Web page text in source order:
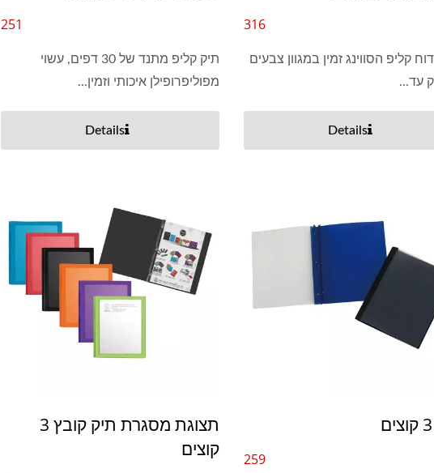
316
דוח קליפ הסווינג זמין במגוון צבעים
עד...
Details
251
תיק קליפ מתנד של 30 דפים, עשוי
מפוליפרופילן איכותי וזמין...
Details
259
תצוגת מסגרת תיק קובץ 3
קוצים